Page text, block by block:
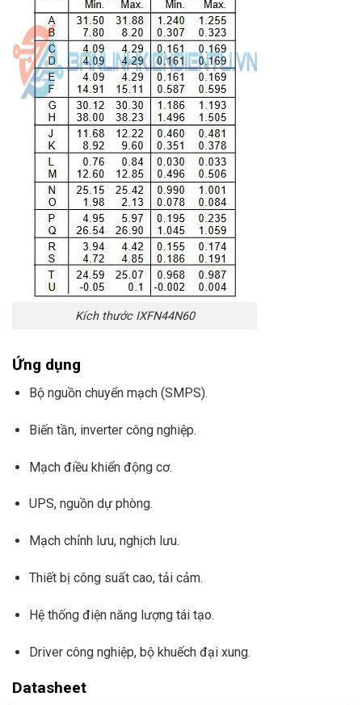
Kích thước IXFN44N60
Ứng dụng
Bộ nguồn chuyển mạch (SMPS).
Biến tần, inverter công nghiệp.
Mạch điều khiển động cơ.
UPS, nguồn dự phòng.
Mạch chỉnh lưu, nghịch lưu.
Thiết bị công suất cao, tải cảm.
Hệ thống điện năng lượng tái tạo.
Driver công nghiệp, bộ khuếch đại xung.
Datasheet